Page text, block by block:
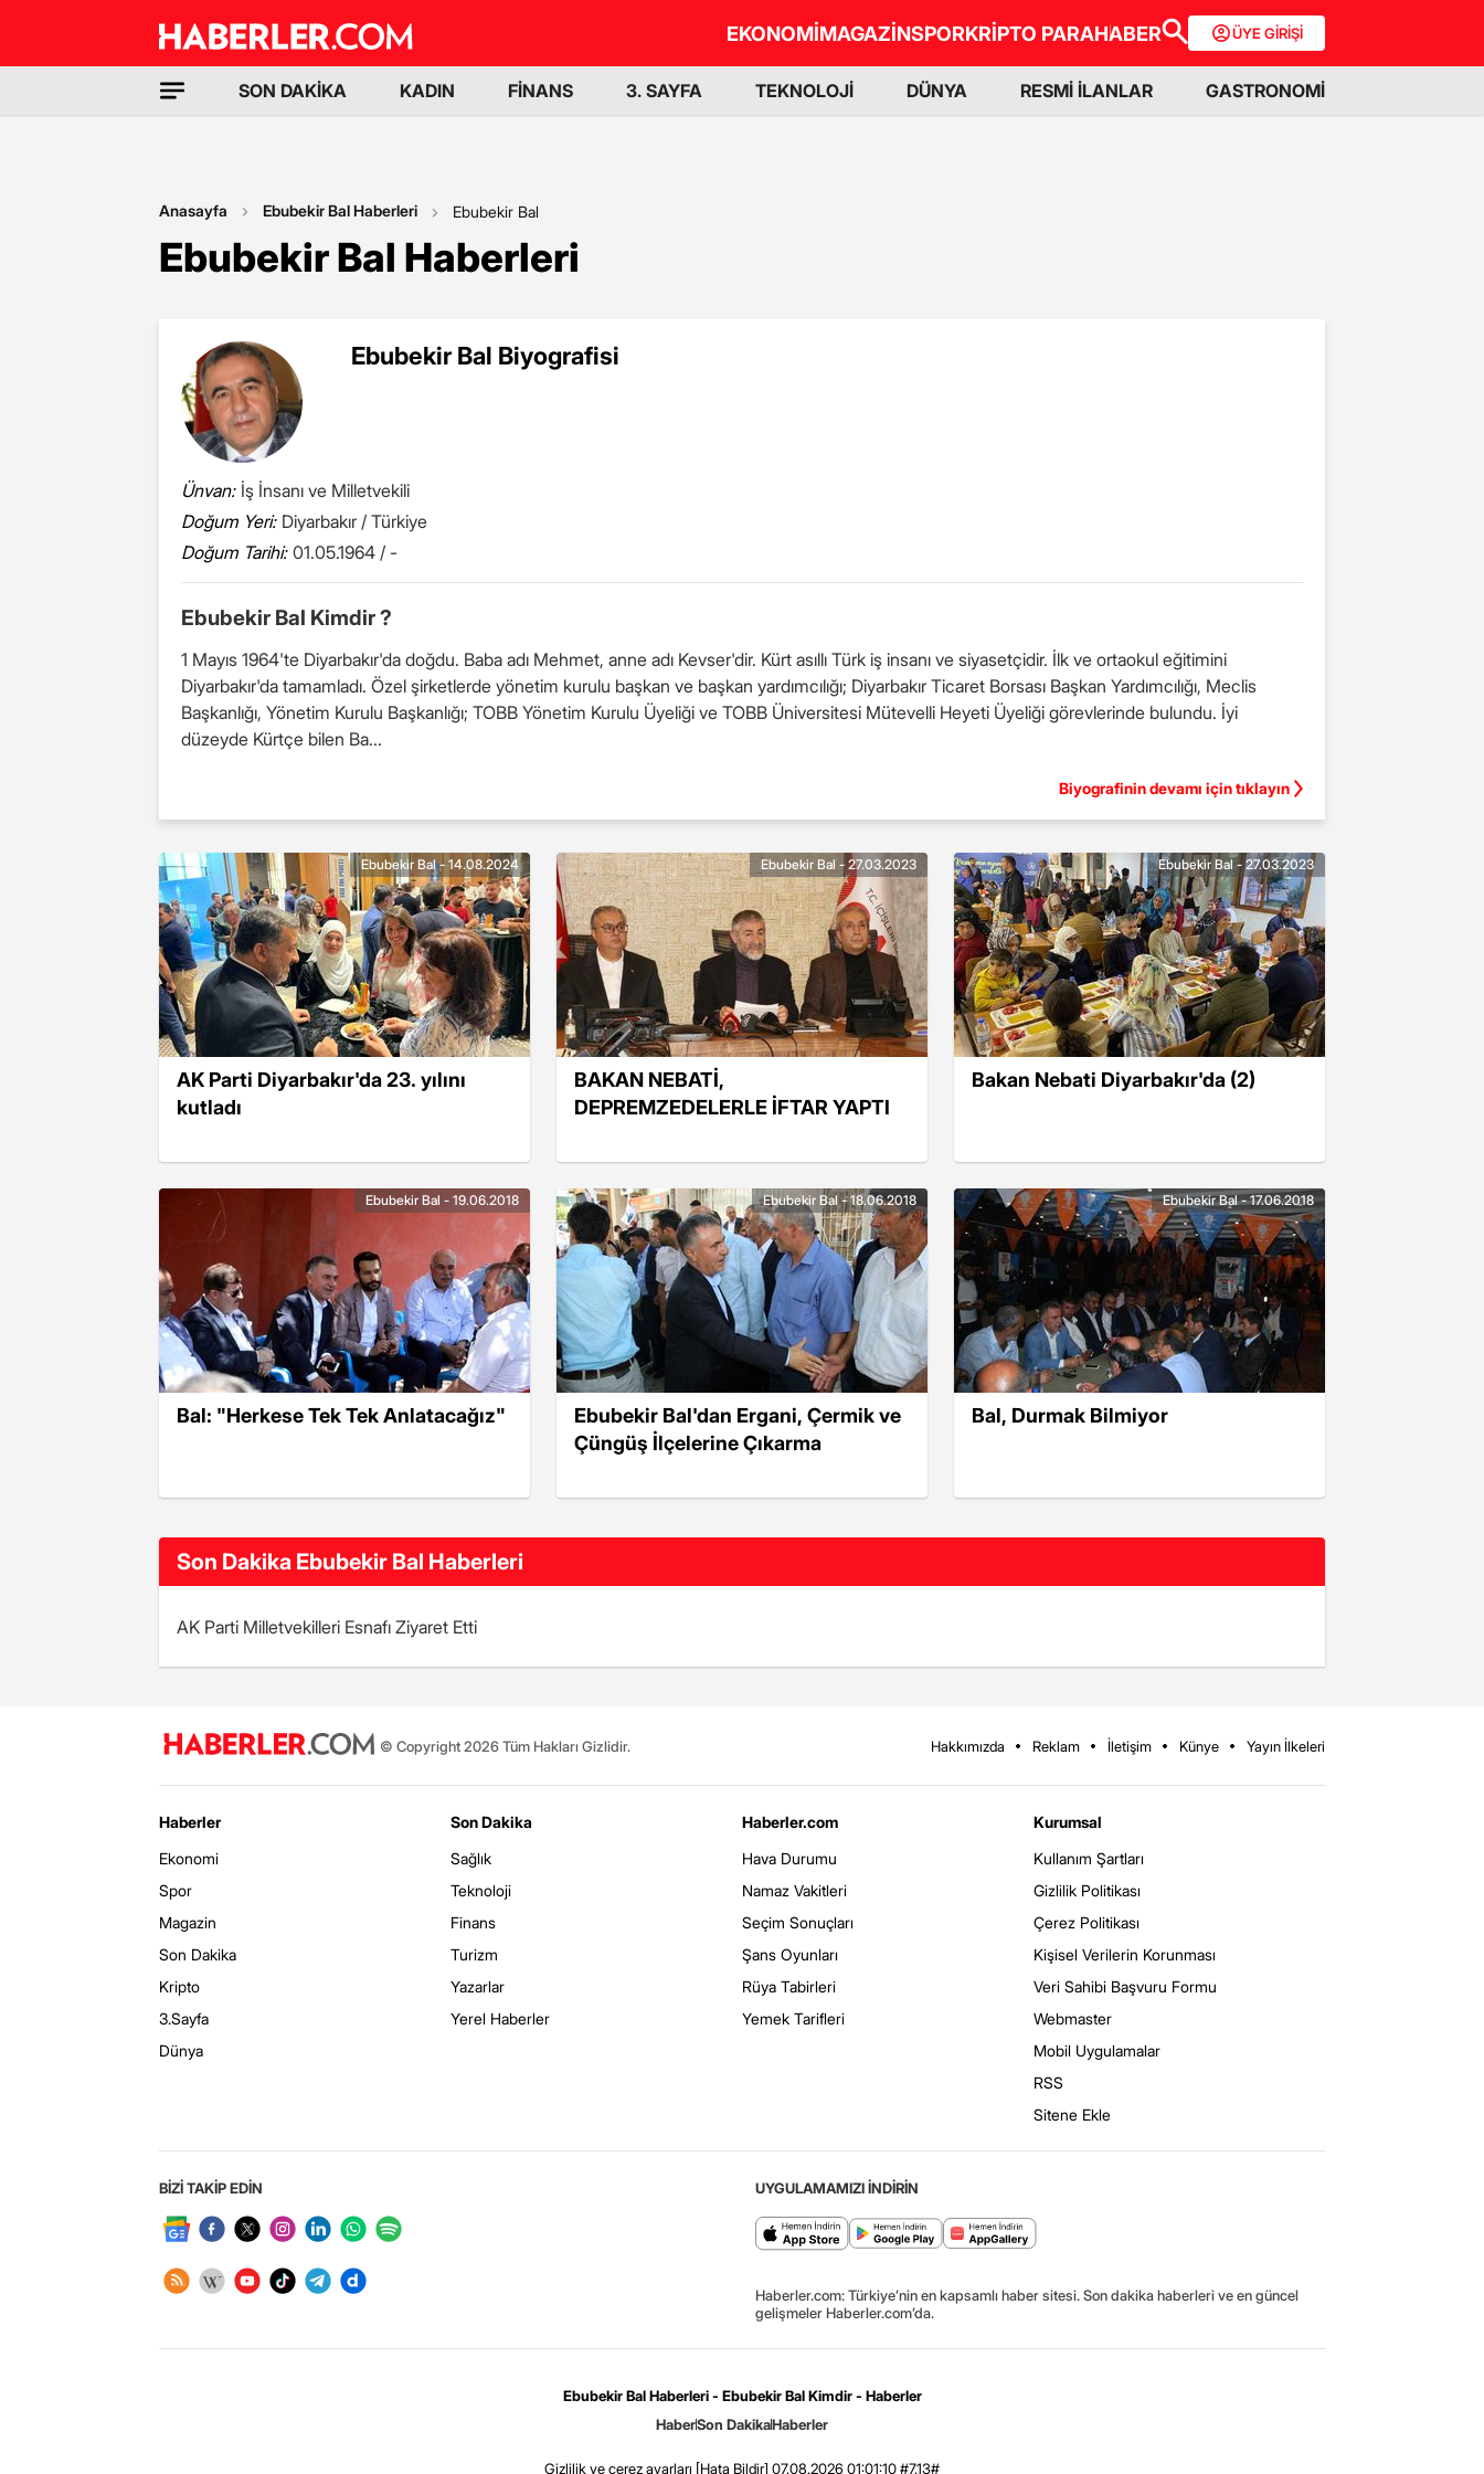
EKONOMİMAGAZİNSPORKRİPTO PARAHABER ÜYE GİRİŞİ
SON DAKİKA KADIN FİNANS 3. SAYFA TEKNOLOJİ DÜNYA RESMİ İLANLAR GASTRONOMİ
Anasayfa Ebubekir Bal Haberleri Ebubekir Bal
Ebubekir Bal Haberleri
Ebubekir Bal Biyografisi
Ünvan: İş İnsanı ve Milletvekili
Doğum Yeri: Diyarbakır / Türkiye
Doğum Tarihi: 01.05.1964 / -
Ebubekir Bal Kimdir ?
1 Mayıs 1964'te Diyarbakır'da doğdu. Baba adı Mehmet, anne adı Kevser'dir. Kürt asıllı Türk iş insanı ve siyasetçidir. İlk ve ortaokul eğitimini
Diyarbakır'da tamamladı. Özel şirketlerde yönetim kurulu başkan ve başkan yardımcılığı; Diyarbakır Ticaret Borsası Başkan Yardımcılığı, Meclis
Başkanlığı, Yönetim Kurulu Başkanlığı; TOBB Yönetim Kurulu Üyeliği ve TOBB Üniversitesi Mütevelli Heyeti Üyeliği görevlerinde bulundu. İyi
düzeyde Kürtçe bilen Ba...
Biyografinin devamı için tıklayın
AK Parti Diyarbakır'da 23. yılını
kutladı
Ebubekir Bal - 14.08.2024
BAKAN NEBATİ,
DEPREMZEDELERLE İFTAR YAPTI
Ebubekir Bal - 27.03.2023
Bakan Nebati Diyarbakır'da (2)
Ebubekir Bal - 27.03.2023
Bal: "Herkese Tek Tek Anlatacağız"
Ebubekir Bal - 19.06.2018
Ebubekir Bal'dan Ergani, Çermik ve
Çüngüş İlçelerine Çıkarma
Ebubekir Bal - 18.06.2018
Bal, Durmak Bilmiyor
Ebubekir Bal - 17.06.2018
Son Dakika Ebubekir Bal Haberleri
AK Parti Milletvekilleri Esnafı Ziyaret Etti
© Copyright 2026 Tüm Hakları Gizlidir. Hakkımızda Reklam İletişim Künye Yayın İlkeleri
Haberler
Ekonomi
Spor
Magazin
Son Dakika
Kripto
3.Sayfa
Dünya
Son Dakika
Sağlık
Teknoloji
Finans
Turizm
Yazarlar
Yerel Haberler
Haberler.com
Hava Durumu
Namaz Vakitleri
Seçim Sonuçları
Şans Oyunları
Rüya Tabirleri
Yemek Tarifleri
Kurumsal
Kullanım Şartları
Gizlilik Politikası
Çerez Politikası
Kişisel Verilerin Korunması
Veri Sahibi Başvuru Formu
Webmaster
Mobil Uygulamalar
RSS
Sitene Ekle
BİZİ TAKİP EDİN UYGULAMAMIZI İNDİRİN
Haberler.com: Türkiye’nin en kapsamlı haber sitesi. Son dakika haberleri ve en güncel
gelişmeler Haberler.com’da.
Ebubekir Bal Haberleri - Ebubekir Bal Kimdir - Haberler
HaberSon DakikaHaberler
Gizlilik ve çerez ayarları [Hata Bildir] 07.08.2026 01:01:10 #7.13#